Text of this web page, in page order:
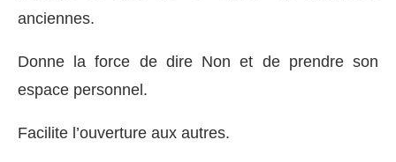
anciennes.
Donne la force de dire Non et de prendre son
espace personnel.
Facilite l’ouverture aux autres.